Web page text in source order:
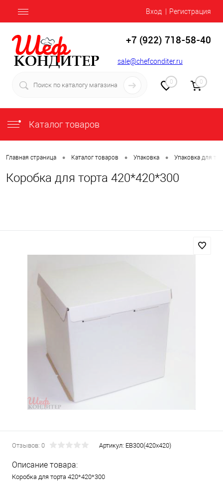
Вход Регистрация
+7 (922) 718-58-40
sale@chefconditer.ru
0 0
Каталог товаров
Главная страница • Каталог товаров • Упаковка • Упаковка для
Коробка для торта 420*420*300
Отзывов: 0 Артикул: EB300(420x420)
Описание товара:
Коробка для торта 420*420*300